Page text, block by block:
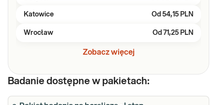
Katowice Od 54,15 PLN
Wrocław Od 71,25 PLN
Zobacz więcej
Badanie dostępne w pakietach: